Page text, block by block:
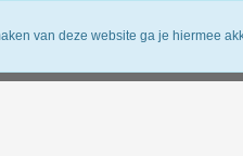
Vroeger Nu en Landelijk
van deze website ga je hiermee